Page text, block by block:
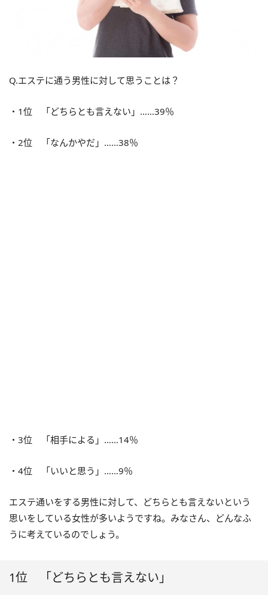
Q.エステに通う男性に対して思うことは？
・1位 「どちらとも言えない」……39％
・2位 「なんかやだ」……38％
・3位 「相手による」……14％
・4位 「いいと思う」……9％
エステ通いをする男性に対して、どちらとも言えないという
思いをしている女性が多いようですね。みなさん、どんなふ
うに考えているのでしょう。
1位 「どちらとも言えない」